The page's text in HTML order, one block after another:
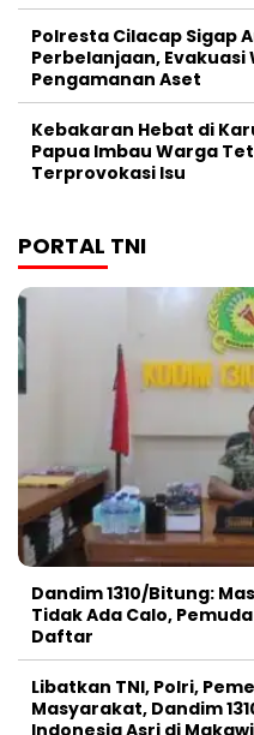
Polresta Cilacap Sigap
Perbelanjaan, Evakuasi
Pengamanan Aset
Kebakaran Hebat di
Papua Imbau Warga
Terprovokasi Isu
PORTAL TNI
Dandim 1310/Bitung:
Tidak Ada Calo,
Daftar
Libatkan TNI, Polri,
Masyarakat, Dandim
Indonesia Asri di